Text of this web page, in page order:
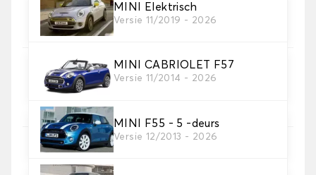
MINI Elektrisch
Versie 11/2019 - 2026
MINI CABRIOLET F57
Versie 11/2014 - 2026
MINI F55 - 5 -deurs
Versie 12/2013 - 2026
3. Aantal matten
Selecteer het aantal automatten dat je nodig hebt.
4. Tapijt kleuren
Kies de kleur van je tapijt ..
5. Materiaal riem
Kies het materiaal voor de riem.